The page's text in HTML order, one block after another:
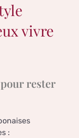
vivre
rester
: